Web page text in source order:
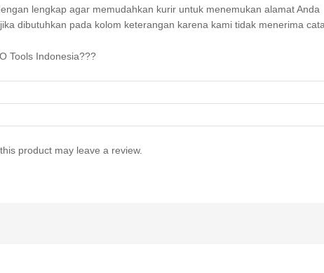
lengkap agar memudahkan kurir untuk menemukan alamat Anda
dibutuhkan pada kolom keterangan karena kami tidak menerima
Tools Indonesia???
product may leave a review.